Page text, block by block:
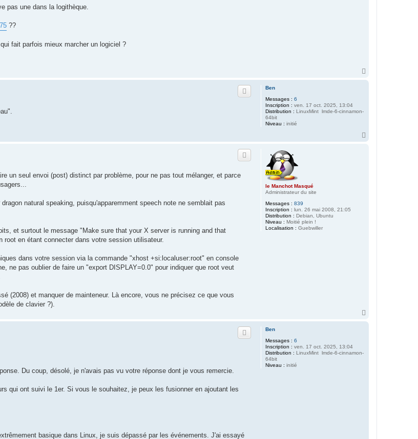
pas une dans la logithèque.
??
fait parfois mieux marcher un logiciel ?
Ben
Messages : 6
Inscription : ven. 17 oct. 2025, 13:04
Distribution : LinuxMint lmde-6-cinnamon-
64bit
Niveau : initié
le Manchot Masqué
Administrateur du site
Messages : 839
Inscription : lun. 26 mai 2008, 21:05
Distribution : Debian, Ubuntu
Niveau : Moitié plein !
Localisation : Guebwiller
un seul envoi (post) distinct par problème, pour ne pas tout mélanger, et parce
natural speaking, puisqu'apparemment speech note ne semblait pas
et surtout le message "Make sure that your X server is running and that
en étant connecter dans votre session utilisateur.
dans votre session via la commande "xhost +si:localuser:root" en console
ne pas oublier de faire un "export DISPLAY=0.0" pour indiquer que root veut
(2008) et manquer de mainteneur. Là encore, vous ne précisez ce que vous
de clavier ?).
Ben
Messages : 6
Inscription : ven. 17 oct. 2025, 13:04
Distribution : LinuxMint lmde-6-cinnamon-
64bit
Niveau : initié
Du coup, désolé, je n'avais pas vu votre réponse dont je vous remercie.
qui ont suivi le 1er. Si vous le souhaitez, je peux les fusionner en ajoutant les
basique dans Linux, je suis dépassé par les événements. J'ai essayé